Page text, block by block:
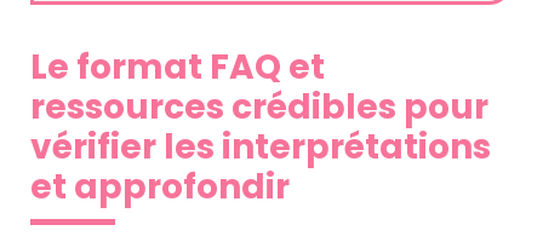
Le format FAQ et
ressources crédibles pour
vérifier les interprétations
et approfondir